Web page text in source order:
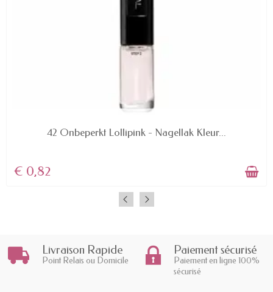
42 Onbeperkt Lollipink - Nagellak Kleur...
€ 0,82
Livraison Rapide
Point Relais ou Domicile
Paiement sécurisé
Paiement en ligne 100%
sécurisé